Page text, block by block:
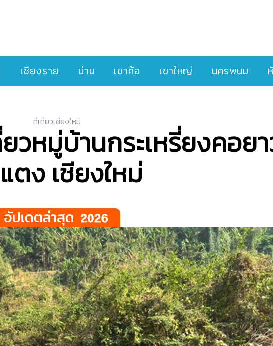
เชียงราย น่าน เขาค้อ เขาใหญ่ นครพนม
ที่เที่ยวเชียงใหม่
วหมู่บ้านกระเหรี่ยงคอย
ตง เชียงใหม่